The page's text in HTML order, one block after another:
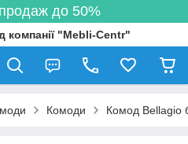
до 50%
компанії "Mebli-Centr"
Комоди Комод Bellagio